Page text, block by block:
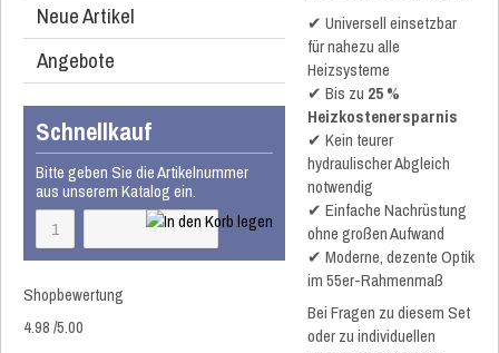
Neue Artikel
Angebote
Schnellkauf
Bitte geben Sie die Artikelnummer
aus unserem Katalog ein.
Shopbewertung
4.98/5.00
✔ Universell einsetzbar
für nahezu alle
Heizsysteme
✔ Bis zu 25 %
Heizkostenersparnis
✔ Kein teurer
hydraulischer Abgleich
notwendig
✔ Einfache Nachrüstung
ohne großen Aufwand
✔ Moderne, dezente Optik
im 55er-Rahmenmaß
Bei Fragen zu diesem Set
oder zu individuellen